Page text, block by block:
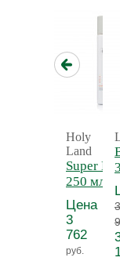
Holy
Land
Super
250 мл -
Лосьон
Цена
3
762
руб.
3